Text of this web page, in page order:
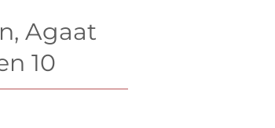
Agaat
10